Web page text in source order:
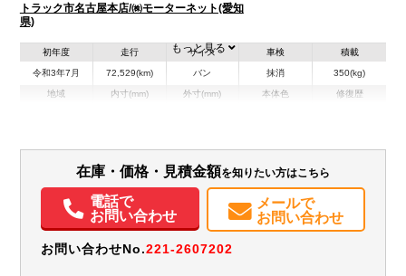
トラック市名古屋本店/㈱モーターネット(愛知
県)
初年度
令和3年7月
走行
72,529(km)
サイズ
バン
車検
抹消
積載
350(kg)
地域 内寸(mm) 外寸(mm) 本体色 修復歴
エアコン パワステ パワーウィンドウ ABS エアバッグ
集中ドアロック
電動格納ミラー
カーナビ バックモニター
もっと見る
在庫・価格・見積金額を知りたい方はこちら
電話で
お問い合わせ
メールで
お問い合わせ
お問い合わせNo.221-2607202